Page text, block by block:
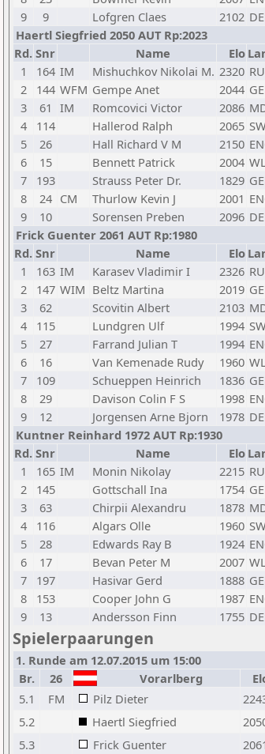
9
9 Lofgren Claes 2102
Haertl Siegfried 2050 AUT Rp:2023
Rd. Snr Name Elo
1
164 IM Mishuchkov Nikolai M. 2320
2
144 WFM Gempe Anet 2044
3
61 IM Romcovici Victor 2086
4
114 Hallerod Ralph 2065
5
26 Hall Richard V M 2150
6
15 Bennett Patrick 2004
7
193 Strauss Peter Dr. 1829
8
24 CM Thurlow Kevin J 2001
9
10 Sorensen Preben 2096
Frick Guenter 2061 AUT Rp:1980
Rd. Snr Name Elo
1
163 IM Karasev Vladimir I 2326
2
147 WIM Beltz Martina 2019
3
62 Scovitin Albert 2103
4
115 Lundgren Ulf 1994
5
27 Farrand Julian T 1994
6
16 Van Kemenade Rudy 1960
7
109 Schueppen Heinrich 1836
8
29 Davison Colin F S 1998
9
12 Jorgensen Arne Bjorn 1978
Kuntner Reinhard 1972 AUT Rp:1930
Rd. Snr Name Elo
1
165 IM Monin Nikolay 2215
2
145 Gottschall Ina 1754
3
63 Chirpii Alexandru 1878
4
116 Algars Olle 1960
5
28 Edwards Ray B 1924
6
17 Bevan Peter M 2007
7
197 Hasivar Gerd 1888
8
153 Cooper John G 1987
9
13 Andersson Finn 1755
Spielerpaarungen
1. Runde am 12.07.2015 um 15:00
Br.
26 Vorarlberg
5.1
FM Pilz Dieter
5.2
Haertl Siegfried
5.3
Frick Guenter